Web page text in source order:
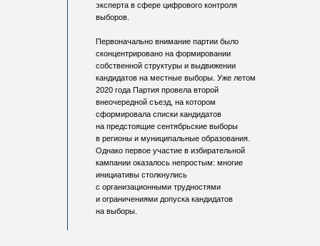
эксперта в сфере цифрового контроля
выборов.​
Первоначально внимание партии было
сконцентрировано на формировании
собственной структуры и выдвижении
кандидатов на местные выборы. Уже летом
2020 года Партия провела второй
внеочередной съезд, на котором
сформировала списки кандидатов
на предстоящие сентябрьские выборы
в регионы и муниципальные образования.
Однако первое участие в избирательной
кампании оказалось непростым: многие
инициативы столкнулись
с организационными трудностями
и ограничениями допуска кандидатов
на выборы.​